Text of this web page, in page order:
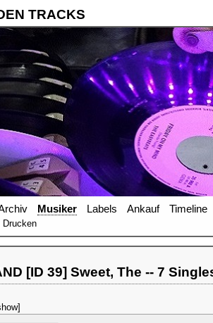
TRACKS
Musiker Labels Ankauf Timeline
Drucken
[ID 39] Sweet, The -- 7